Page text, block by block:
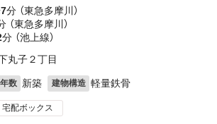
7分 （東急多摩川）
（東急多摩川）
分 （池上線）
丸子２丁目
数 新築 建物構造 軽量鉄骨
宅配ボックス